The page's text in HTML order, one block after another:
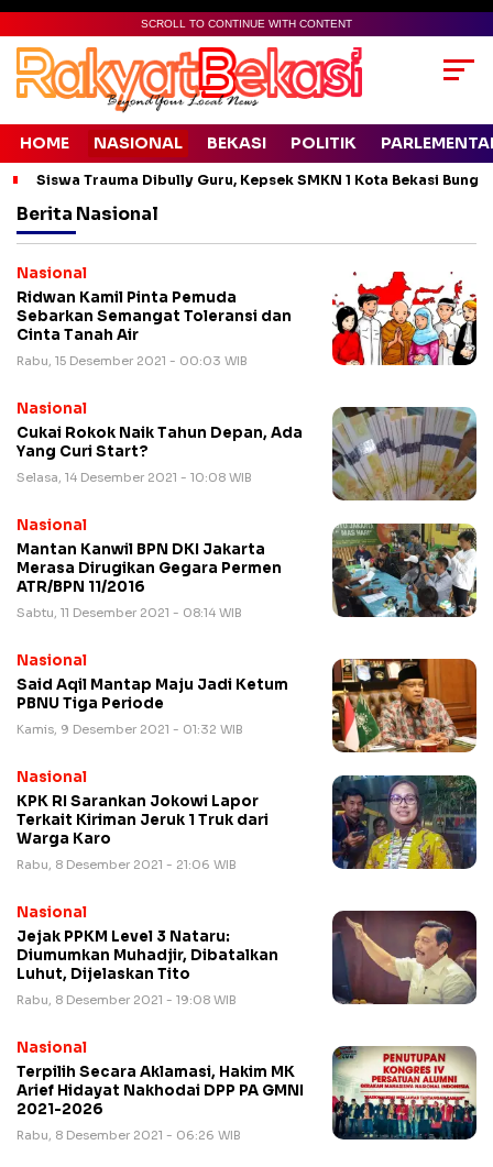
SCROLL TO CONTINUE WITH CONTENT
HOME NASIONAL BEKASI POLITIK
Siswa Trauma Dibully Guru, Kepsek SMKN 1 Kota Bekasi
Berita Nasional
Nasional
Ridwan Kamil Pinta Pemuda
Sebarkan Semangat Toleransi dan
Cinta Tanah Air
Rabu, 15 Desember 2021 - 00:03 WIB
Nasional
Cukai Rokok Naik Tahun Depan, Ada
Yang Curi Start?
Selasa, 14 Desember 2021 - 10:08 WIB
Nasional
Mantan Kanwil BPN DKI Jakarta
Merasa Dirugikan Gegara Permen
ATR/BPN 11/2016
Sabtu, 11 Desember 2021 - 08:14 WIB
Nasional
Said Aqil Mantap Maju Jadi Ketum
PBNU Tiga Periode
Kamis, 9 Desember 2021 - 01:32 WIB
Nasional
KPK RI Sarankan Jokowi Lapor
Terkait Kiriman Jeruk 1 Truk dari
Warga Karo
Rabu, 8 Desember 2021 - 21:06 WIB
Nasional
Jejak PPKM Level 3 Nataru:
Diumumkan Muhadjir, Dibatalkan
Luhut, Dijelaskan Tito
Rabu, 8 Desember 2021 - 19:08 WIB
Nasional
Terpilih Secara Aklamasi, Hakim MK
Arief Hidayat Nakhodai DPP PA GMNI
2021-2026
Rabu, 8 Desember 2021 - 06:26 WIB